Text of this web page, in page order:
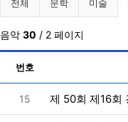
전체 문학 미술
음악 30 / 2 페이지
번호
번호
15 제 50회 제16회